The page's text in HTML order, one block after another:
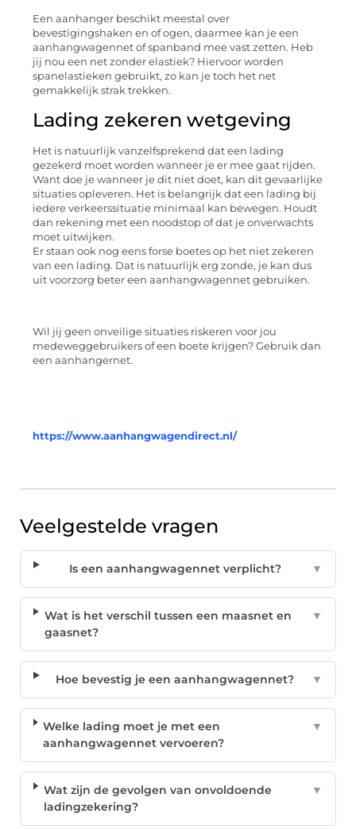
Een aanhanger beschikt meestal over
bevestigingshaken en of ogen, daarmee kan je een
aanhangwagennet of spanband mee vast zetten. Heb
jij nou een net zonder elastiek? Hiervoor worden
spanelastieken gebruikt, zo kan je toch het net
gemakkelijk strak trekken.
Lading zekeren wetgeving
Het is natuurlijk vanzelfsprekend dat een lading
gezekerd moet worden wanneer je er mee gaat rijden.
Want doe je wanneer je dit niet doet, kan dit gevaarlijke
situaties opleveren. Het is belangrijk dat een lading bij
iedere verkeerssituatie minimaal kan bewegen. Houdt
dan rekening met een noodstop of dat je onverwachts
moet uitwijken.
Er staan ook nog eens forse boetes op het niet zekeren
van een lading. Dat is natuurlijk erg zonde, je kan dus
uit voorzorg beter een aanhangwagennet gebruiken.
Wil jij geen onveilige situaties riskeren voor jou
medeweggebruikers of een boete krijgen? Gebruik dan
een aanhangernet.
https://www.aanhangwagendirect.nl/
Veelgestelde vragen
Is een aanhangwagennet verplicht? ▼
Wat is het verschil tussen een maasnet en
gaasnet?
▼
Hoe bevestig je een aanhangwagennet? ▼
Welke lading moet je met een
aanhangwagennet vervoeren?
▼
Wat zijn de gevolgen van onvoldoende
ladingzekering?
▼